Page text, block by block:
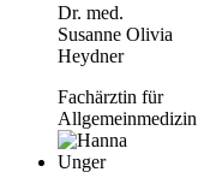
Dr. med.
Susanne Olivia
Heydner
Fachärztin für
Allgemeinmedizin